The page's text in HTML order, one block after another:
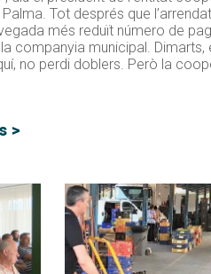
Tot després que
més reduït número de
companyia municipal.
no perdi doblers. Però la
>